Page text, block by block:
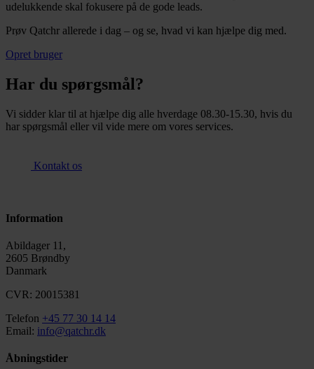
udelukkende skal fokusere på de gode leads.
Prøv Qatchr allerede i dag – og se, hvad vi kan hjælpe dig med.
Opret bruger
Har du spørgsmål?
Vi sidder klar til at hjælpe dig alle hverdage 08.30-15.30, hvis du
har spørgsmål eller vil vide mere om vores services.
Kontakt os
Information
Abildager 11,
2605 Brøndby
Danmark
CVR: 20015381
Telefon +45 77 30 14 14
Email: info@qatchr.dk
Åbningstider